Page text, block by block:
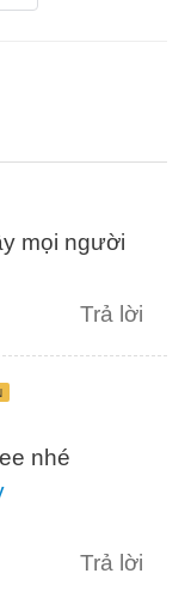
mọi người
Trả lời
nhé
Trả lời